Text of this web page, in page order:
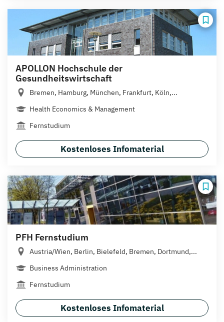
APOLLON Hochschule der
Gesundheitswirtschaft
Bremen, Hamburg, München, Frankfurt, Köln,...
Health Economics & Management
Fernstudium
Kostenloses Infomaterial
PFH Fernstudium
Austria/Wien, Berlin, Bielefeld, Bremen, Dortmund,...
Business Administration
Fernstudium
Kostenloses Infomaterial